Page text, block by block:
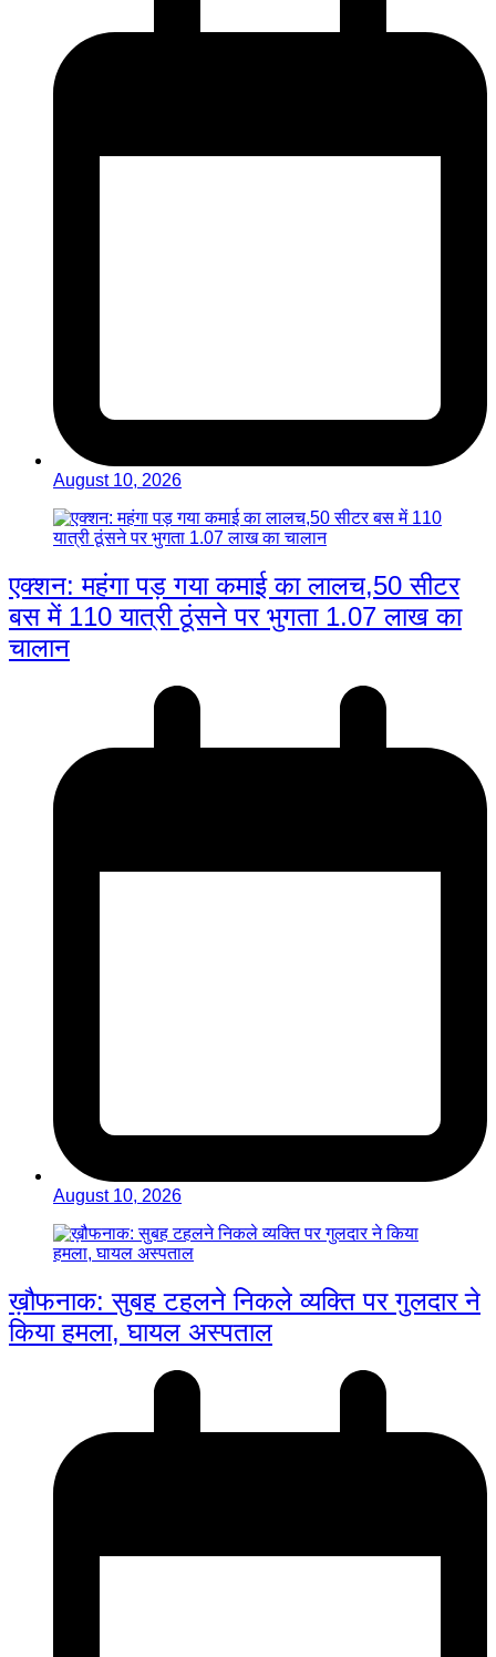
August 10, 2026
एक्शन: महंगा पड़ गया कमाई का लालच,50 सीटर
बस में 110 यात्री ठूंसने पर भुगता 1.07 लाख का
चालान
August 10, 2026
ख़ौफनाक: सुबह टहलने निकले व्यक्ति पर गुलदार ने
किया हमला, घायल अस्पताल